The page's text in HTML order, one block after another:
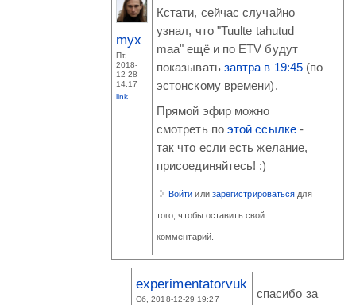
myx
Пт,
2018-
12-28
14:17
link
Кстати, сейчас случайно
узнал, что "Tuulte tahutud
maa" ещё и по ETV будут
показывать завтра в 19:45 (по
эстонскому времени).
Прямой эфир можно
смотреть по этой ссылке-
так что если есть желание,
присоединяйтесь! :)
Войти или зарегистрироваться для
того, чтобы оставить свой
комментарий.
experimentatorvuk
Сб, 2018-12-29 19:27
спасибо за